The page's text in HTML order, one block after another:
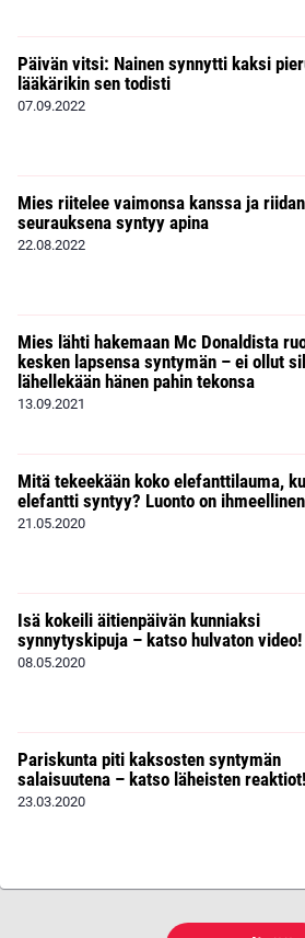
Päivän vitsi: Nainen synnytti kaksi
lääkärikin sen todisti
07.09.2022
Mies riitelee vaimonsa kanssa ja riidan
seurauksena syntyy apina
22.08.2022
Mies lähti hakemaan Mc Donaldista
kesken lapsensa syntymän – ei ollut
lähellekään hänen pahin tekonsa
13.09.2021
Mitä tekeekään koko elefanttilauma,
elefantti syntyy? Luonto on
21.05.2020
Isä kokeili äitienpäivän kunniaksi
synnytyskipuja – katso hulvaton video!
08.05.2020
Pariskunta piti kaksosten syntymän
salaisuutena – katso läheisten reaktiot!
23.03.2020